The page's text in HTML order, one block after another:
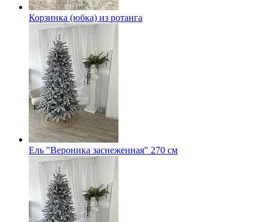
Корзинка (юбка) из ротанга
Ель "Вероника заснеженная" 270 см